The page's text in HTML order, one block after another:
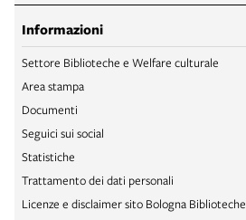
Informazioni
Settore Biblioteche e Welfare culturale
Area stampa
Documenti
Seguici sui social
Statistiche
Trattamento dei dati personali
Licenze e disclaimer sito Bologna Biblioteche